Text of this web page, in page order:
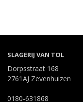
SLAGERIJ VAN TOL
Dorpsstraat 168
2761AJ Zevenhuizen
0180-631868